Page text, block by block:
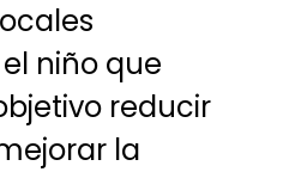
niño que
reducir
la